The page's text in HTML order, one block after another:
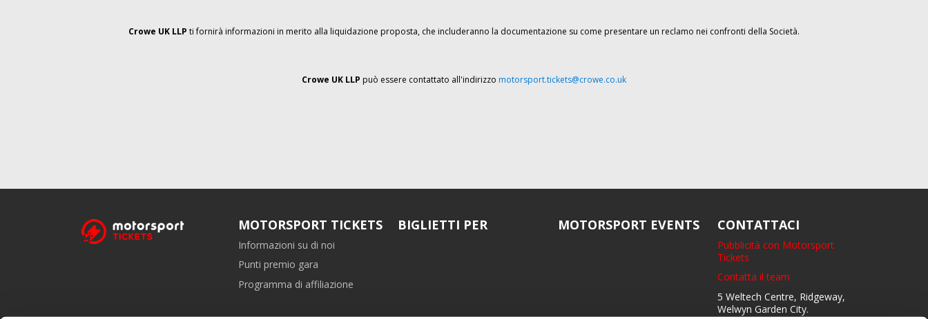
Crowe UK LLP ti fornirà informazioni in merito alla liquidazione proposta, che includeranno la documentazione su come presentare un reclamo nei confronti della Società.
Crowe UK LLP può essere contattato all'indirizzo motorsport.tickets@crowe.co.uk
MOTORSPORT TICKETS
Informazioni su di noi
Punti premio gara
Programma di affiliazione
BIGLIETTI PER MOTORSPORT EVENTS CONTATTACI
Pubblicità con Motorsport
Tickets
Contatta il team
5 Weltech Centre, Ridgeway,
Welwyn Garden City.